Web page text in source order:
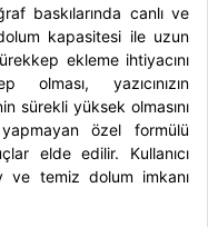
baskılarında canlı ve
kapasitesi ile uzun
ekleme ihtiyacını
yazıcınızın
sürekli yüksek olmasını
özel formülü
elde edilir. Kullanıcı
ve temiz dolum imkanı